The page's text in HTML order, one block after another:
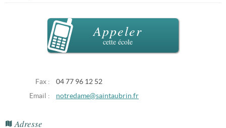
Appeler
cette école
Fax :
04 77 96 12 52
Email :
notredame@saintaubrin.fr
Adresse